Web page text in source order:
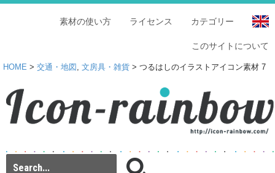
カテゴリー
ライセンス
素材の使い方
このサイトについて
HOME > 交通・地図 , 文房具・雑貨 > つるはしのイラストアイコン素材 7